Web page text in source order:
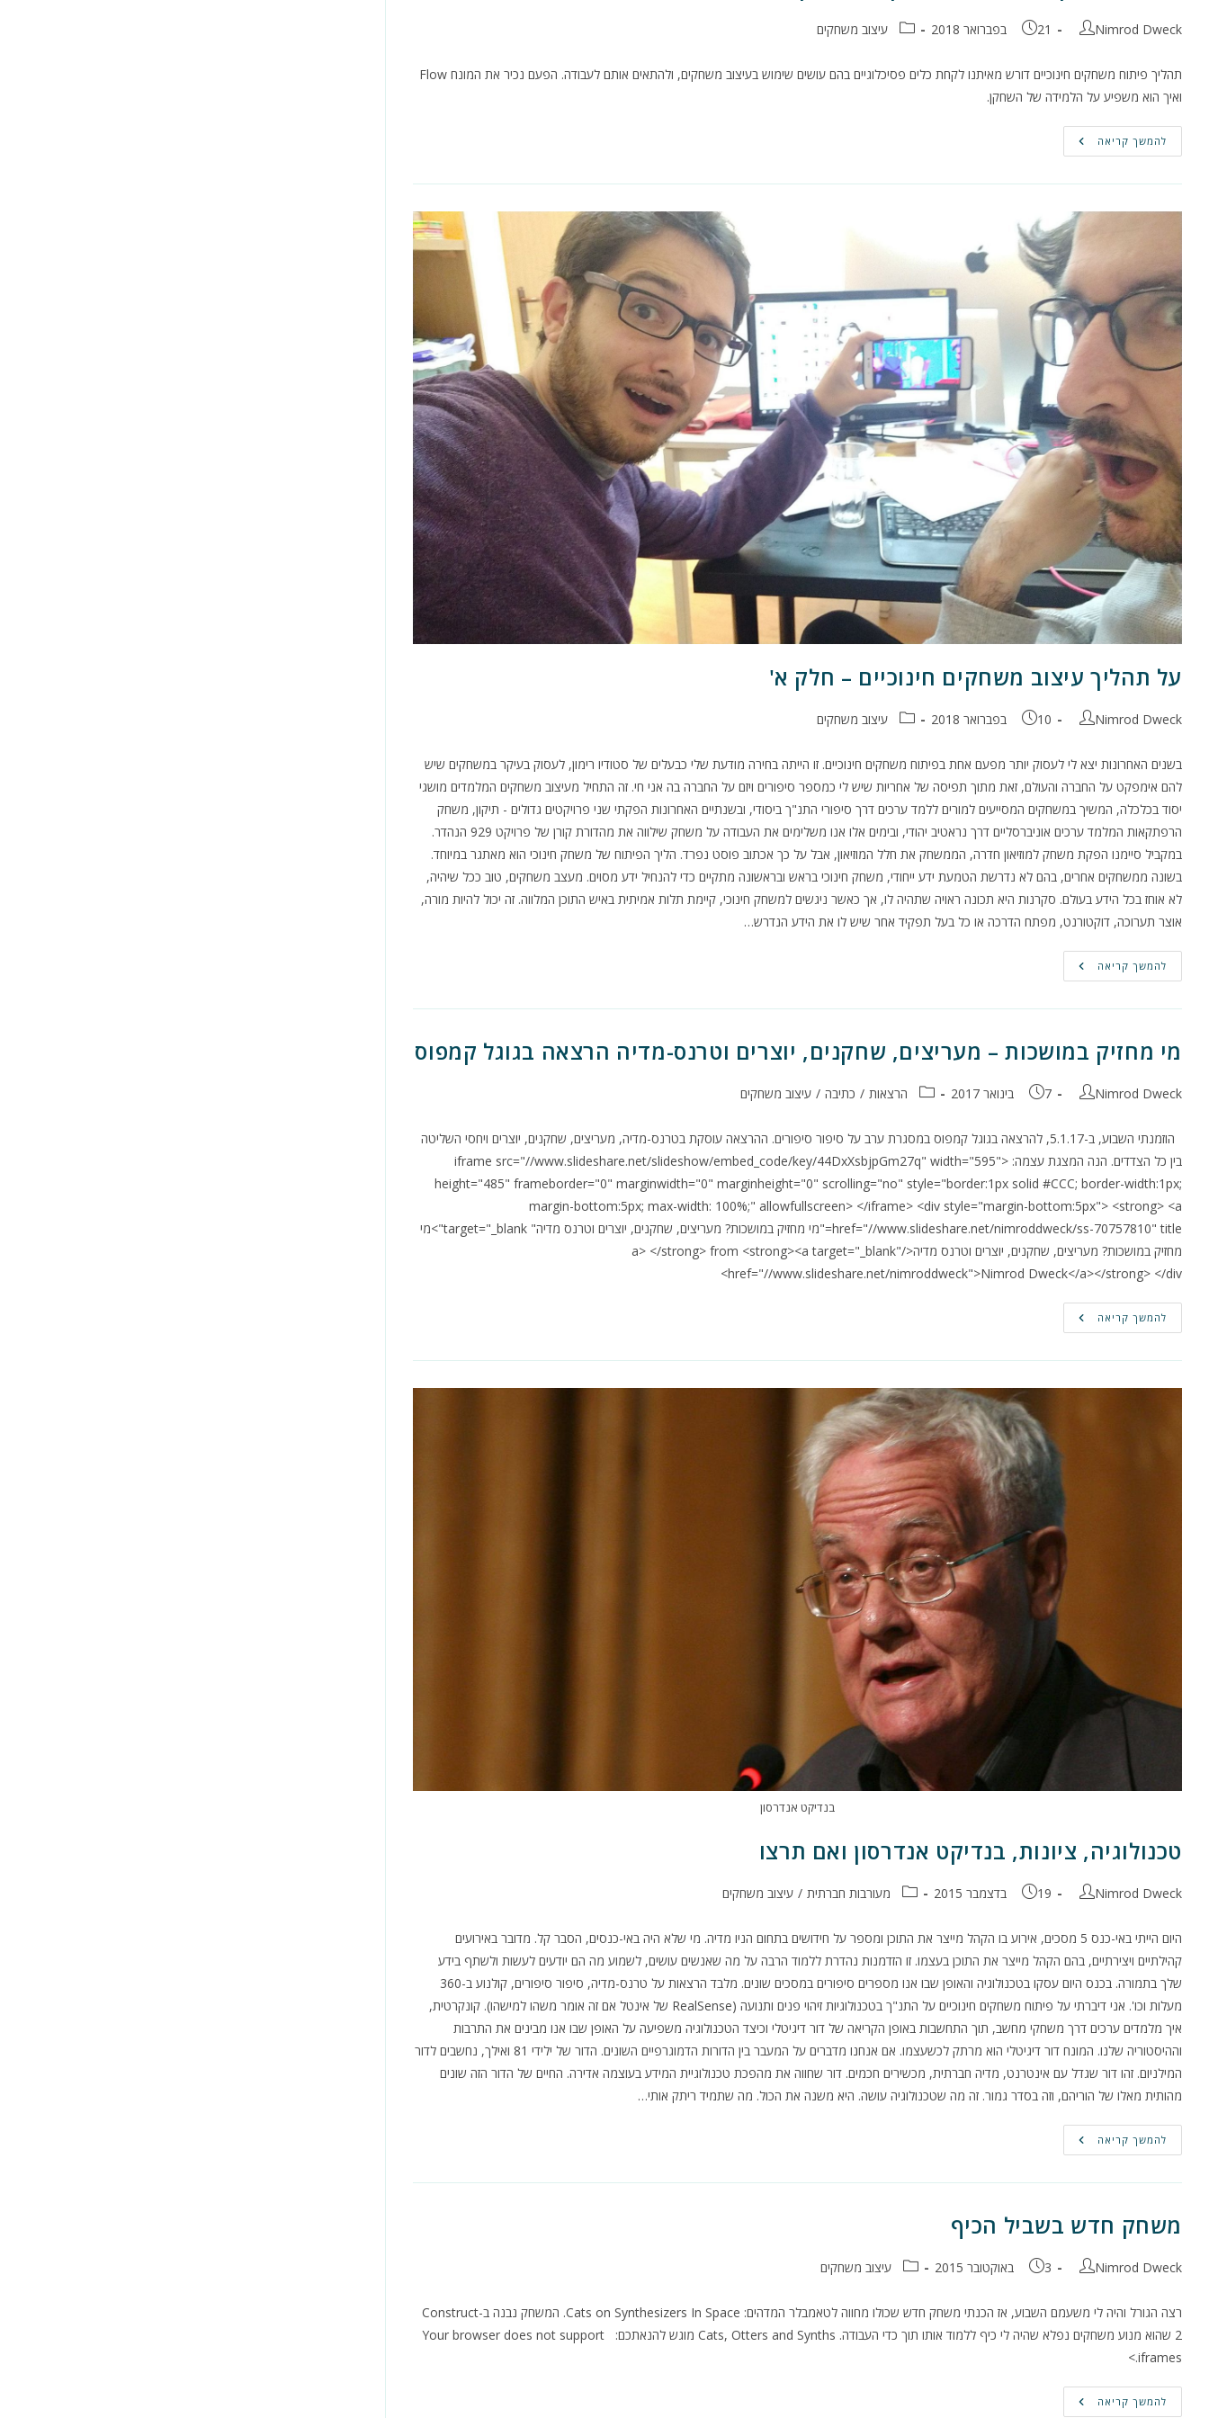
מחבר:
Nimrod Dweck פורסם:
21 בפברואר 2018 קטגוריה:עיצוב משחקים
תהליך פיתוח משחקים חינוכיים דורש מאיתנו לקחת כלים פסיכלוגיים בהם עושים שימוש בעיצוב משחקים, ולהתאים אותם לעבודה. הפעם נכיר את המונח Flow
ואיך הוא משפיע על הלמידה של השחקן.
להמשך קריאה פיתוח
משחקים
–
תפקיד
Flow
על תהליך עיצוב משחקים חינוכיים – חלק א'
מחבר:
Nimrod Dweck פורסם:
10 בפברואר 2018 קטגוריה:עיצוב משחקים
בשנים האחרונות יצא לי לעסוק יותר מפעם אחת בפיתוח משחקים חינוכיים. זו הייתה בחירה מודעת שלי כבעלים של סטודיו רימון, לעסוק בעיקר במשחקים שיש
להם אימפקט על החברה והעולם, זאת מתוך תפיסה של אחריות שיש לי כמספר סיפורים ויזם על החברה בה אני חי. זה התחיל מעיצוב משחקים המלמדים מושגי
יסוד בכלכלה, המשיך במשחקים המסייעים למורים ללמד ערכים דרך סיפורי התנ"ך ביסודי, ובשנתיים האחרונות הפקתי שני פרויקטים גדולים - תיקון, משחק
הרפתקאות המלמד ערכים אוניברסליים דרך נראטיב יהודי, ובימים אלו אנו משלימים את העבודה על משחק שילווה את מהדורת קורן של פרויקט 929 הנהדר.
במקביל סיימנו הפקת משחק למוזיאון חדרה, הממשחק את חלל המוזיאון, אבל על כך אכתוב פוסט נפרד. הליך הפיתוח של משחק חינוכי הוא מאתגר במיוחד.
בשונה ממשחקים אחרים, בהם לא נדרשת הטמעת ידע ייחודי, משחק חינוכי בראש ובראשונה מתקיים כדי להנחיל ידע מסוים. מעצב משחקים, טוב ככל שיהיה,
לא אוחז בכל הידע בעולם. סקרנות היא תכונה ראויה שתהיה לו, אך כאשר ניגשים למשחק חינוכי, קיימת תלות אמיתית באיש התוכן המלווה. זה יכול להיות מורה,
אוצר תערוכה, דוקטורנט, מפתח הדרכה או כל בעל תפקיד אחר שיש לו את הידע הנדרש…
להמשך קריאה על
תהליך
א'
מי מחזיק במושכות – מעריצים, שחקנים, יוצרים וטרנס-מדיה הרצאה בגוגל קמפוס
מחבר:
Nimrod Dweck פורסם:
7 בינואר 2017 קטגוריה:הרצאות / כתיבה / עיצוב משחקים
הוזמנתי השבוע, ב-5.1.17, להרצאה בגוגל קמפוס במסגרת ערב על סיפור סיפורים. ההרצאה עוסקת בטרנס-מדיה, מעריצים, שחקנים, יוצרים ויחסי השליטה
בין כל הצדדים. הנה המצגת עצמה: <iframe src="//www.slideshare.net/slideshow/embed_code/key/44DxXsbjpGm27q" width="595"
height="485" frameborder="0" marginwidth="0" marginheight="0" scrolling="no" style="border:1px solid #CCC; border-width:1px;
margin-bottom:5px; max-width: 100%;" allowfullscreen> </iframe> <div style="margin-bottom:5px"> <strong> <a
href="//www.slideshare.net/nimroddweck/ss-70757810" title="מי מחזיק במושכות? מעריצים, שחקנים, יוצרים וטרנס מדיה" target="_blank">מי
מחזיק במושכות? מעריצים, שחקנים, יוצרים וטרנס מדיה</a> </strong> from <strong><a target="_blank"
href="//www.slideshare.net/nimroddweck">Nimrod Dweck</a></strong> </div>
להמשך קריאה
מחזיק
יוצרים
בנדיקט אנדרסון
טכנולוגיה, ציונות, בנדיקט אנדרסון ואם תרצו
מחבר:
Nimrod Dweck פורסם:
19 בדצמבר 2015 קטגוריה:מעורבות חברתית / עיצוב משחקים
היום הייתי באי-כנס 5 מסכים, אירוע בו הקהל מייצר את התוכן ומספר על חידושים בתחום הניו מדיה. מי שלא היה באי-כנסים, הסבר קל. מדובר באירועים
קהילתיים ויצירתיים, בהם הקהל מייצר את התוכן בעצמו. זו הזדמנות נהדרת ללמוד הרבה על מה שאנשים עושים, לשמוע מה הם יודעים לעשות ולשתף בידע
שלך בתמורה. בכנס היום עסקו בטכנולוגיה והאופן שבו אנו מספרים סיפורים במסכים שונים. מלבד הרצאות על טרנס-מדיה, סיפור סיפורים, קולנוע ב-360
מעלות וכו'. אני דיברתי על פיתוח משחקים חינוכיים על התנ"ך בטכנולוגיות זיהוי פנים ותנועה (RealSense של אינטל אם זה אומר משהו למישהו). קונקרטית,
איך מלמדים ערכים דרך משחקי מחשב, תוך התחשבות באופן הקריאה של דור דיגיטלי וכיצד הטכנולוגיה משפיעה על האופן שבו אנו מבינים את התרבות
וההיסטוריה שלנו. המונח דור דיגיטלי הוא מרתק לכשעצמו. אם אנחנו מדברים על המעבר בין הדורות הדמוגרפיים השונים. הדור של ילידי 81 ואילך, נחשבים לדור
המילניום. זהו דור שגדל עם אינטרנט, מדיה חברתית, מכשירים חכמים. דור שחווה את מהפכת טכנולוגיית המידע בעוצמה אדירה. החיים של הדור הזה שונים
מהותית מאלו של הוריהם, וזה בסדר גמור. זה מה שטכנולוגיה עושה. היא משנה את הכול. מה שתמיד ריתק אותי…
להמשך קריאה טכנולוגיה,
ציונות,
משחק חדש בשביל הכיף
מחבר:
Nimrod Dweck פורסם:
3 באוקטובר 2015 קטגוריה:עיצוב משחקים
רצה הגורל והיה לי משעמם השבוע, אז הכנתי משחק חדש שכולו מחווה לטאמבלר המדהים: Cats on Synthesizers In Space. המשחק נבנה ב-Construct
2 שהוא מנוע משחקים נפלא שהיה לי כיף ללמוד אותו תוך כדי העבודה. Cats, Otters and Synths מוגש להנאתכם: Your browser does not support
iframes.>
להמשך קריאה משחק
חדש